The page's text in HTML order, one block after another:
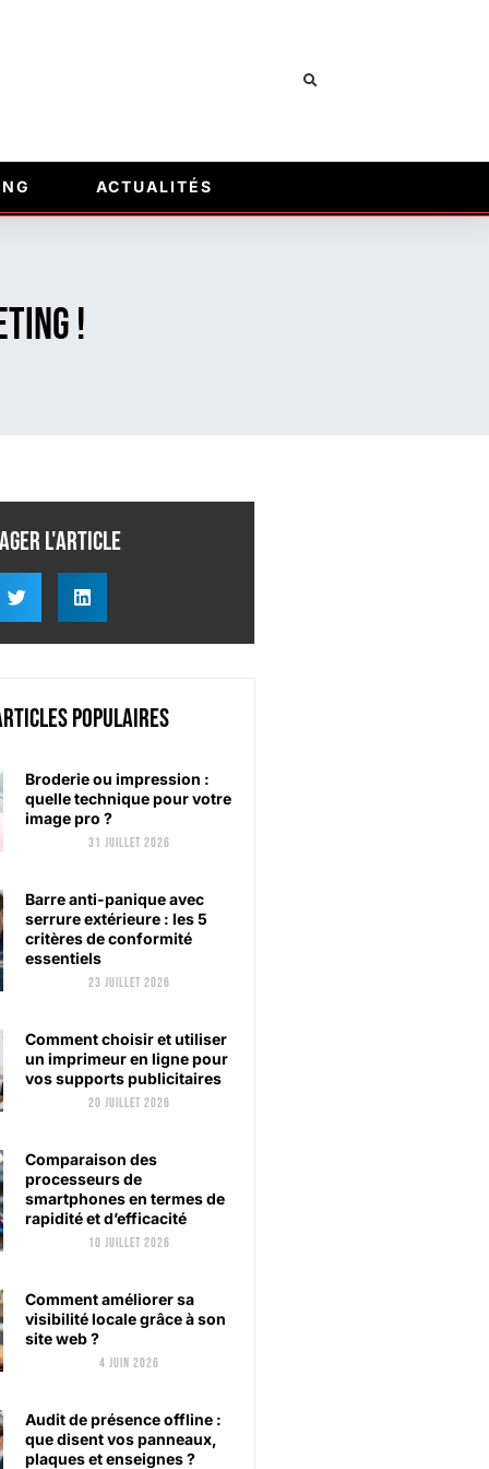
ACTUALITÉS
!
l'article
populaires
Broderie ou impression :
quelle technique pour votre
image pro ?
31 juillet 2026
Barre anti-panique avec
serrure extérieure : les 5
critères de conformité
essentiels
23 juillet 2026
Comment choisir et utiliser
un imprimeur en ligne pour
vos supports publicitaires
20 juillet 2026
Comparaison des
processeurs de
smartphones en termes de
rapidité et d’efficacité
10 juillet 2026
Comment améliorer sa
visibilité locale grâce à son
site web ?
4 juin 2026
Audit de présence offline :
que disent vos panneaux,
plaques et enseignes ?